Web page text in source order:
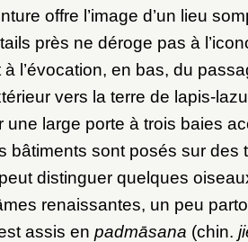
offre l’image d’un lieu
près ne déroge pas à
l’évocation, en bas, du
vers la terre de lapis-
large porte à trois baies
bâtiments sont posés sur des
distinguer quelques
renaissantes, un peu
assis en padmāsana (chin.